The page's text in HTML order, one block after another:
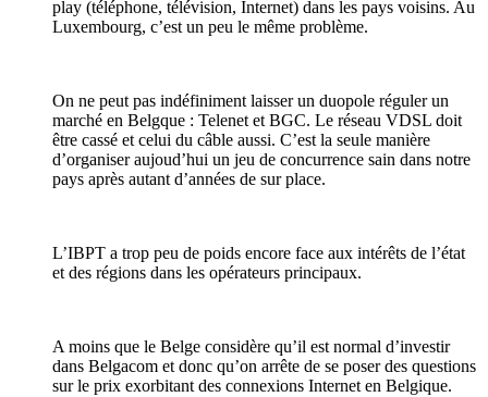
play (téléphone, télévision, Internet) dans les pays voisins. Au
Luxembourg, c’est un peu le même problème.
On ne peut pas indéfiniment laisser un duopole réguler un
marché en Belgque : Telenet et BGC. Le réseau VDSL doit
être cassé et celui du câble aussi. C’est la seule manière
d’organiser aujoud’hui un jeu de concurrence sain dans notre
pays après autant d’années de sur place.
L’IBPT a trop peu de poids encore face aux intérêts de l’état
et des régions dans les opérateurs principaux.
A moins que le Belge considère qu’il est normal d’investir
dans Belgacom et donc qu’on arrête de se poser des questions
sur le prix exorbitant des connexions Internet en Belgique.